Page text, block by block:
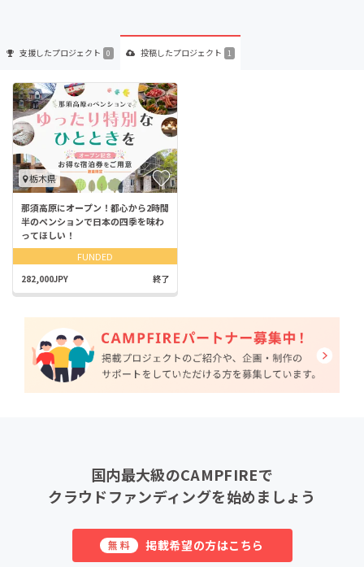
支援したプロジェクト 0 投稿したプロジェクト 1
栃木県
那須高原にオープン！都心から2時間
半のペンションで日本の四季を味わ
ってほしい！
FUNDED
282,000JPY 終了
国内最大級のCAMPFIREで
クラウドファンディングを始めましょう
無料 掲載希望の方はこちら